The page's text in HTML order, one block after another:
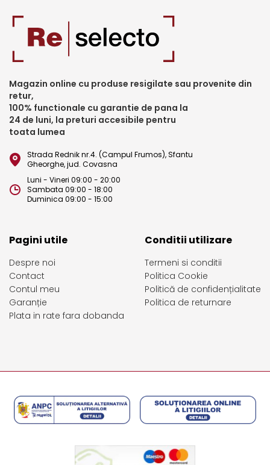
Magazin online cu produse resigilate sau provenite din
retur,
100% functionale cu garantie de pana la
24 de luni, la preturi accesibile pentru
toata lumea
Strada Rednik nr.4. (Campul Frumos), Sfantu
Gheorghe, jud. Covasna
Luni - Vineri 09:00 - 20:00
Sambata 09:00 - 18:00
Duminica 09:00 - 15:00
Pagini utile
Despre noi
Contact
Contul meu
Garanție
Plata in rate fara dobanda
Conditii utilizare
Termeni si conditii
Politica Cookie
Politică de confidențialitate
Politica de returnare